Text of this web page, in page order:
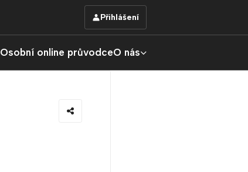
Přihlášení
Osobní online průvodceO nás